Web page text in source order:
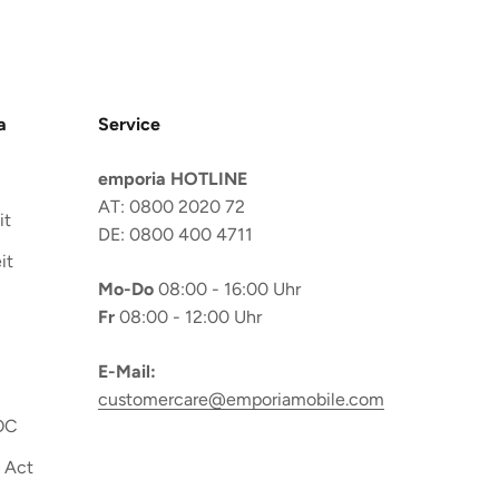
Act
Service
emporia HOTLINE
AT: 0800 2020 72
DE: 0800 400 4711
Mo-Do08:00 - 16:00 Uhr
Fr08:00 - 12:00 Uhr
E-Mail:
customercare@emporiamobile.com